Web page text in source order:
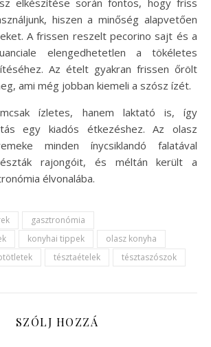
hiszen a minőség alapvetően
A frissen reszelt pecorino sajt és a
elengedhetetlen a tökéletes
Az ételt gyakran frissen őrölt
ami még jobban kiemeli a szósz ízét.
ízletes, hanem laktató is, így
egy kiadós étkezéshez. Az olasz
minden ínycsiklandó falatával
rajongóit, és méltán került a
élvonalába.
gasztronómia
konyhai tippek
olasz konyha
tésztaételek tésztaszószok
SZÓLJ HOZZÁ